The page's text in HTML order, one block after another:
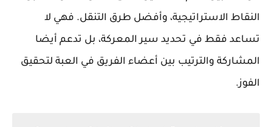
النقاط الاستراتيجية، وأفضل طرق التنقل. فهي لا
تساعد فقط في تحديد سير المعركة، بل تدعم أيضا
المشاركة والترتيب بين أعضاء الفريق في العبة لتحقيق
الفوز.